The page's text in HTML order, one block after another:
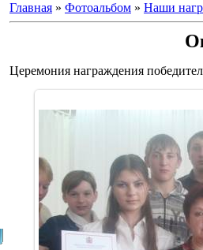
Главная » Фотоальбом » Наши
Церемония награждения